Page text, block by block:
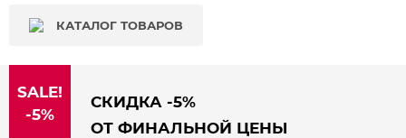
КАТАЛОГ ТОВАРОВ
SALE!
-5%
СКИДКА -5%
ОТ ФИНАЛЬНОЙ ЦЕНЫ